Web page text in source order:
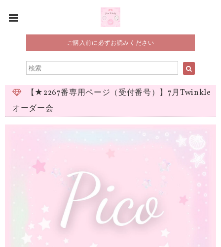
ご購入前に必ずお読みください
【★2267番専用ページ（受付番号）】7月Twinkle
オーダー会